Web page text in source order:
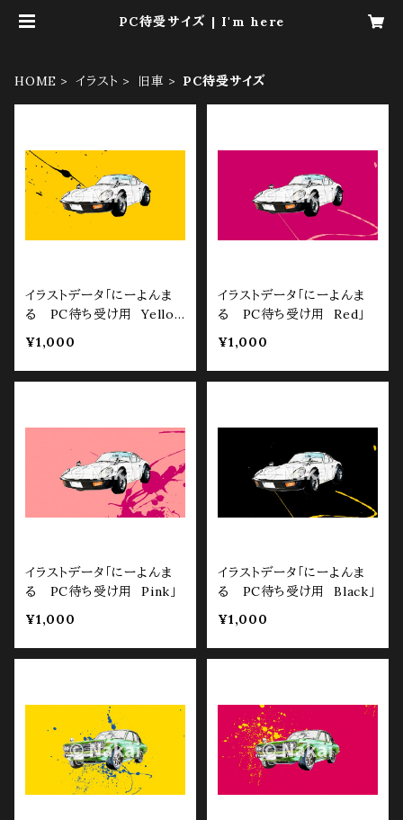
PC待受サイズ | I'm here
HOME イラスト 旧車 PC待受サイズ
イラストデータ「にーよんま
る PC待ち受け用 Yello
¥1,000
イラストデータ「にーよんま
る PC待ち受け用 Red」
¥1,000
イラストデータ「にーよんま
る PC待ち受け用 Pink」
¥1,000
イラストデータ「にーよんま
る PC待ち受け用 Black」
¥1,000